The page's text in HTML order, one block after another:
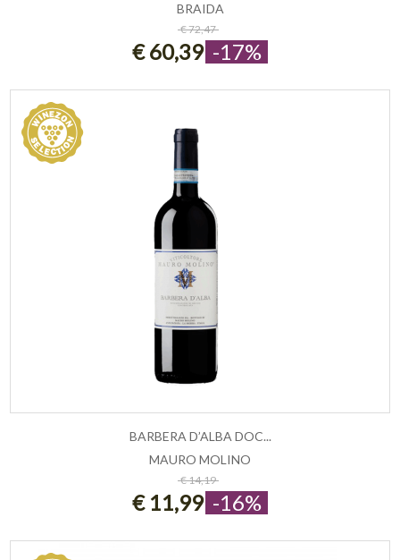
ESAURITO
BRAIDA
€ 72,47
€ 60,39 -17%
ESAURITO
BARBERA D’ALBA DOC...
MAURO MOLINO
€ 14,19
€ 11,99 -16%